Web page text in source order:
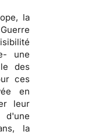
la
une
des
ces
en
leur
la